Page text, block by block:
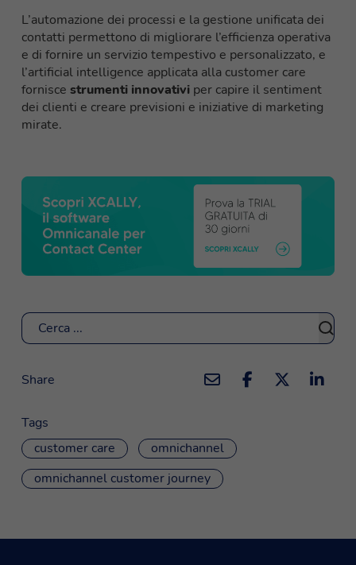
L’automazione dei processi e la gestione unificata dei
contatti permettono di migliorare l’efficienza operativa
e di fornire un servizio tempestivo e personalizzato, e
l’artificial intelligence applicata alla customer care
fornisce strumenti innovativi per capire il sentiment
dei clienti e creare previsioni e iniziative di marketing
mirate.
Cerca
Share
Tags
customer care
omnichannel
omnichannel customer journey